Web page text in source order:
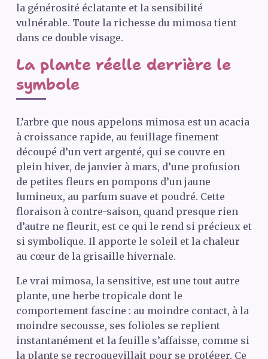
la générosité éclatante et la sensibilité
vulnérable. Toute la richesse du mimosa tient
dans ce double visage.
La plante réelle derrière le
symbole
L’arbre que nous appelons mimosa est un acacia
à croissance rapide, au feuillage finement
découpé d’un vert argenté, qui se couvre en
plein hiver, de janvier à mars, d’une profusion
de petites fleurs en pompons d’un jaune
lumineux, au parfum suave et poudré. Cette
floraison à contre-saison, quand presque rien
d’autre ne fleurit, est ce qui le rend si précieux et
si symbolique. Il apporte le soleil et la chaleur
au cœur de la grisaille hivernale.
Le vrai mimosa, la sensitive, est une tout autre
plante, une herbe tropicale dont le
comportement fascine : au moindre contact, à la
moindre secousse, ses folioles se replient
instantanément et la feuille s’affaisse, comme si
la plante se recroquevillait pour se protéger. Ce